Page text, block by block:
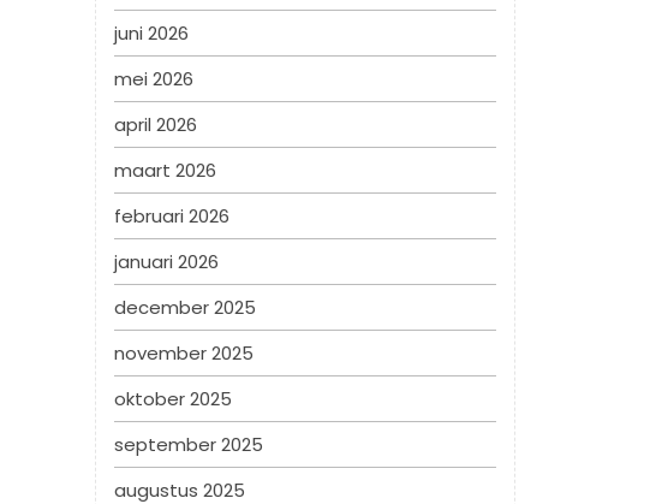
juni 2026
mei 2026
april 2026
maart 2026
februari 2026
januari 2026
december 2025
november 2025
oktober 2025
september 2025
augustus 2025